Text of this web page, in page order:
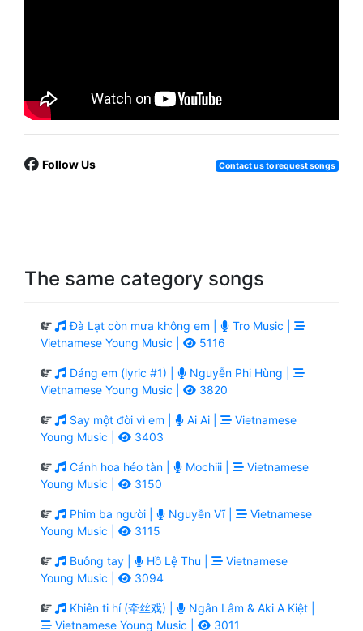
Follow Us Contact us to request songs
The same category songs
Đà Lạt còn mưa không em |
Tro Music |
Vietnamese Young Music |
5116
Dáng em (lyric #1) |
Nguyễn Phi Hùng |
Vietnamese Young Music |
3820
Say một đời vì em | Ai Ai |
Vietnamese
Young Music |
3403
Cánh hoa héo tàn | Mochiii |
Vietnamese
Young Music |
3150
Phim ba người | Nguyễn Vĩ |
Vietnamese
Young Music |
3115
Buông tay | Hồ Lệ Thu |
Vietnamese
Young Music |
3094
Khiên ti hí (牵丝戏) |
Ngân Lâm & Aki A Kiệt |
Vietnamese Young Music |
3011